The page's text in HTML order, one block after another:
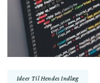
Ideer Til Hendes Indlæg